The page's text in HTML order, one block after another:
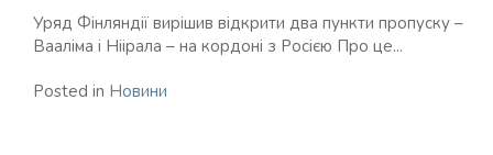
Уряд Фінляндії вирішив відкрити два пункти пропуску –
Вааліма і Ніірала – на кордоні з Росією Про це...
Posted in Новини